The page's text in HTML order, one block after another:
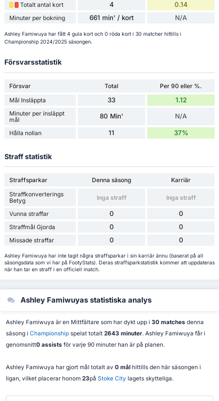
Totalt antal kort 4 0.14
Minuter per bokning 661 min' / kort N/A
Ashley Famiwuya har fått 4 gula kort och 0 röda kort i 30 matcher hittills i
Championship 2024/2025 säsongen.
Försvarsstatistik
Försvar Total
Per 90 eller %.
Mål Insläppta
33 1.12
Minuter per insläppt
mål
80 Min' N/A
Hålla nollan 11 37%
Straff statistik
Straffsparkar Denna säsong
Karriär
Straffkonverterings
Betyg
Inga straff Inga straff
Vunna straffar 0 0
Straffmål Gjorda 0 0
Missade straffar 0 0
Ashley Famiwuya har inte tagit några straffsparkar i sin karriär ännu (baserat på all
säsongsdata som vi har på FootyStats). Deras straffsparkstatistik kommer att uppdateras
när han tar en straff i en officiell match.
Ashley Famiwuyas statistiska analys
Ashley Famiwuya är en Mittfältare som har dykt upp i 30 matches denna
säsong i Championshipspelat totalt 2643 minuter. Ashley Famiwuya får i
genomsnitt0 assists för varje 90 minuter han är på planen.
Ashley Famiwuya har gjort mål totalt av 0 mål hittills den här säsongen i
ligan, vilket placerar honom 23på Stoke City lagets skytteliga.